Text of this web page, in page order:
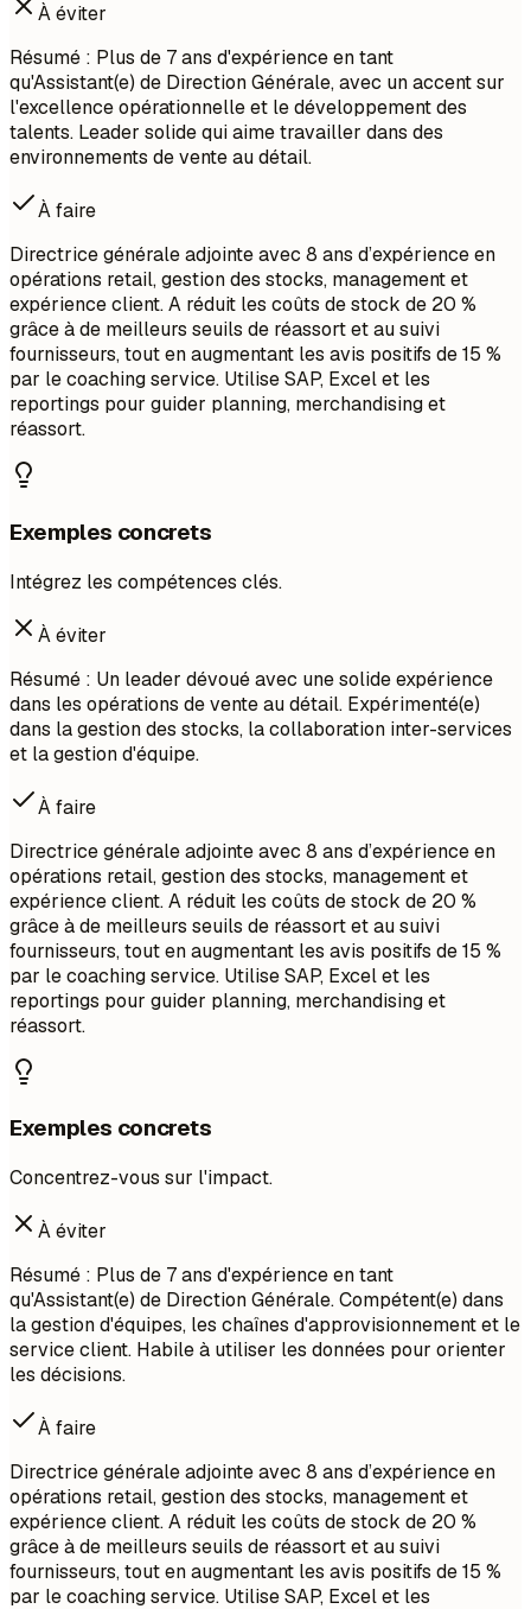
À éviter
Résumé : Plus de 7 ans d'expérience en tant
qu'Assistant(e) de Direction Générale, avec un accent sur
l'excellence opérationnelle et le développement des
talents. Leader solide qui aime travailler dans des
environnements de vente au détail.
À faire
Directrice générale adjointe avec 8 ans d’expérience en
opérations retail, gestion des stocks, management et
expérience client. A réduit les coûts de stock de 20 %
grâce à de meilleurs seuils de réassort et au suivi
fournisseurs, tout en augmentant les avis positifs de 15 %
par le coaching service. Utilise SAP, Excel et les
reportings pour guider planning, merchandising et
réassort.
Exemples concrets
Intégrez les compétences clés.
À éviter
Résumé : Un leader dévoué avec une solide expérience
dans les opérations de vente au détail. Expérimenté(e)
dans la gestion des stocks, la collaboration inter-services
et la gestion d'équipe.
À faire
Directrice générale adjointe avec 8 ans d’expérience en
opérations retail, gestion des stocks, management et
expérience client. A réduit les coûts de stock de 20 %
grâce à de meilleurs seuils de réassort et au suivi
fournisseurs, tout en augmentant les avis positifs de 15 %
par le coaching service. Utilise SAP, Excel et les
reportings pour guider planning, merchandising et
réassort.
Exemples concrets
Concentrez-vous sur l'impact.
À éviter
Résumé : Plus de 7 ans d'expérience en tant
qu'Assistant(e) de Direction Générale. Compétent(e) dans
la gestion d'équipes, les chaînes d'approvisionnement et le
service client. Habile à utiliser les données pour orienter
les décisions.
À faire
Directrice générale adjointe avec 8 ans d’expérience en
opérations retail, gestion des stocks, management et
expérience client. A réduit les coûts de stock de 20 %
grâce à de meilleurs seuils de réassort et au suivi
fournisseurs, tout en augmentant les avis positifs de 15 %
par le coaching service. Utilise SAP, Excel et les